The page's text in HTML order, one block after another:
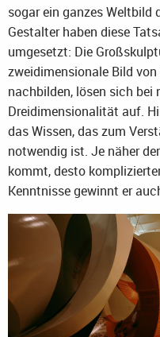
sogar ein ganzes Weltbild
Gestalter haben diese
umgesetzt: Die
zweidimensionale Bild
nachbilden, lösen sich bei
Dreidimensionalität auf.
das Wissen, das zum
notwendig ist. Je näher
kommt, desto
Kenntnisse gewinnt er